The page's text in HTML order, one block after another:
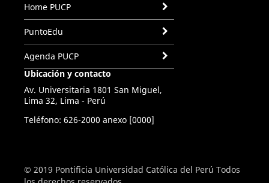
Home PUCP
PuntoEdu
Agenda PUCP
Ubicación y contacto
Av. Universitaria 1801 San Miguel,
Lima 32, Lima - Perú
Teléfono: 626-2000 anexo [0000]
© 2019 Pontificia Universidad Católica del Perú Todos